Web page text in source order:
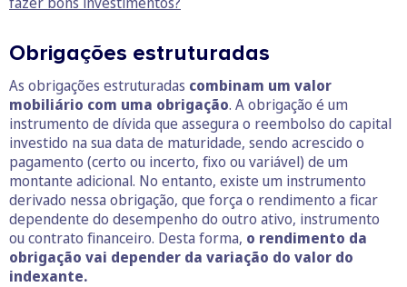
Obrigações estruturadas
As obrigações estruturadas combinam um valor
mobiliário com uma obrigação. A obrigação é um
instrumento de dívida que assegura o reembolso do capital
investido na sua data de maturidade, sendo acrescido o
pagamento (certo ou incerto, fixo ou variável) de um
montante adicional. No entanto, existe um instrumento
derivado nessa obrigação, que força o rendimento a ficar
dependente do desempenho do outro ativo, instrumento
ou contrato financeiro. Desta forma, o rendimento da
obrigação vai depender da variação do valor do
indexante.